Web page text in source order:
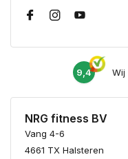
9,4 Wij
NRG fitness BV
Vang 4-6
4661 TX Halsteren